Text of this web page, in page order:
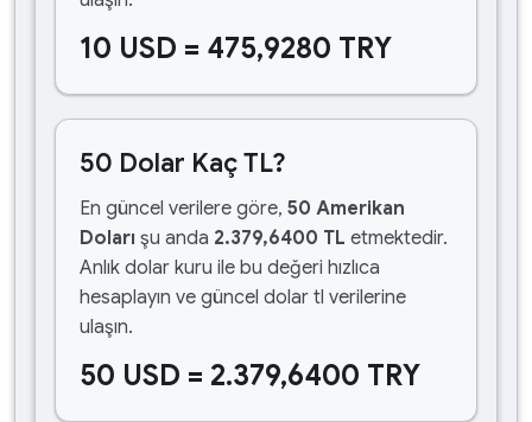
10 USD = 475,9280 TRY
50 Dolar Kaç TL?
En güncel verilere göre, 50 Amerikan
Doları şu anda 2.379,6400 TL etmektedir.
Anlık dolar kuru ile bu değeri hızlıca
hesaplayın ve güncel dolar tl verilerine
ulaşın.
50 USD = 2.379,6400 TRY